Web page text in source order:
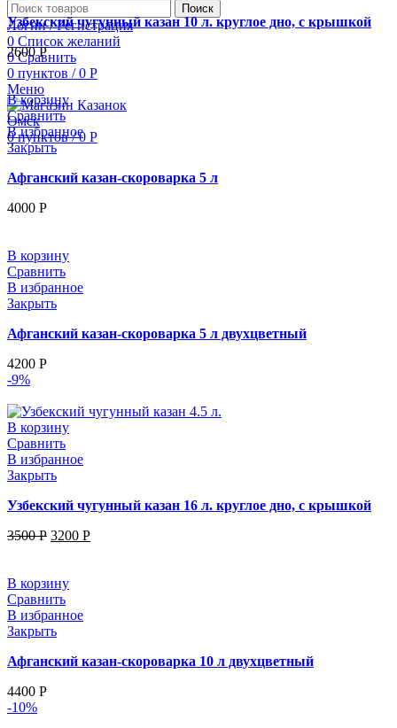
Поиск
Логин / Регистрация
0 Список желаний
0 Сравнить
0 пунктов / 0 Р
Меню
0пунктов / 0 Р
Узбекский чугунный казан 10 л. круглое дно, с крышкой
2600Р
В корзину
Сравнить
В избранное
Закрыть
Афганский казан-скороварка 5 л
4000 Р
В корзину
Сравнить
В избранное
Закрыть
Афганский казан-скороварка 5 л двухцветный
4200 Р
-9%
В корзину
Сравнить
В избранное
Закрыть
Узбекский чугунный казан 16 л. круглое дно, с крышкой
3500Р 3200 Р
В корзину
Сравнить
В избранное
Закрыть
Афганский казан-скороварка 10 л двухцветный
4400 Р
-10%